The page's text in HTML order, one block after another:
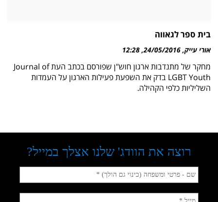
בית ספר לגאווה
אורי עייק 24/05/2016
12:28
מחקר של מתנדבות ארגון חוש"ן שפורסם בכתב העת Journal of
LGBT Youth בדק את השפעת פעילות הארגון על העמדות
השליליות כלפי הקהילה.